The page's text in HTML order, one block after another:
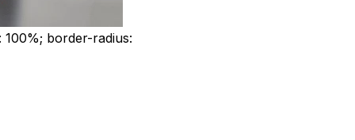
border-radius: